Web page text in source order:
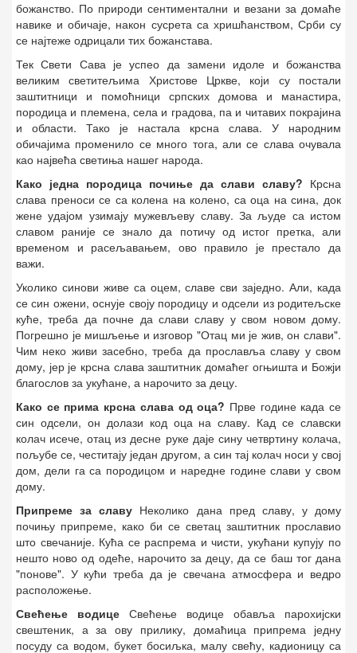
божанство. По природи сентиментални и везани за домаће
навике и обичаје, након сусрета са хришћанством, Срби су
се најтеже одрицали тих божанстава.
Тек Свети Сава је успео да замени идоле и божанства
великим светитељима Христове Цркве, који су постали
заштитници и помоћници српских домова и манастира,
породица и племена, села и градова, па и читавих покрајина
и области. Тако је настала крсна слава. У народним
обичајима променило се много тога, али се слава очувала
као највећа светиња нашег народа.
Како једна породица почиње да слави славу? Крсна
слава преноси се са колена на колено, са оца на сина, док
жене удајом узимају мужевљеву славу. За људе са истом
славом раније се знало да потичу од истог претка, али
временом и расељавањем, ово правило је престало да
важи.
Уколико синови живе са оцем, славе сви заједно. Али, када
се син ожени, оснује своју породицу и одсели из родитељске
куће, треба да почне да слави славу у свом новом дому.
Погрешно је мишљење и изговор "Отац ми је жив, он слави".
Чим неко живи засебно, треба да прославља славу у свом
дому, јер је крсна слава заштитник домаћег огњишта и Божји
благослов за укућане, а нарочито за децу.
Како се прима крсна слава од оца? Прве године када се
син одсели, он долази код оца на славу. Кад се славски
колач исече, отац из десне руке даје сину четвртину колача,
пољубе се, честитају један другом, а син тај колач носи у свој
дом, дели га са породицом и наредне године слави у свом
дому.
Припреме за славу Неколико дана пред славу, у дому
почињу припреме, како би се светац заштитник прославио
што свечаније. Кућа се распрема и чисти, укућани купују по
нешто ново од одеће, нарочито за децу, да се баш тог дана
"понове". У кући треба да је свечана атмосфера и ведро
расположење.
Свећење водице Свећење водице обавља парохијски
свештеник, а за ову прилику, домаћица припрема једну
посуду са водом, букет босиљка, малу свећу, кадионицу са